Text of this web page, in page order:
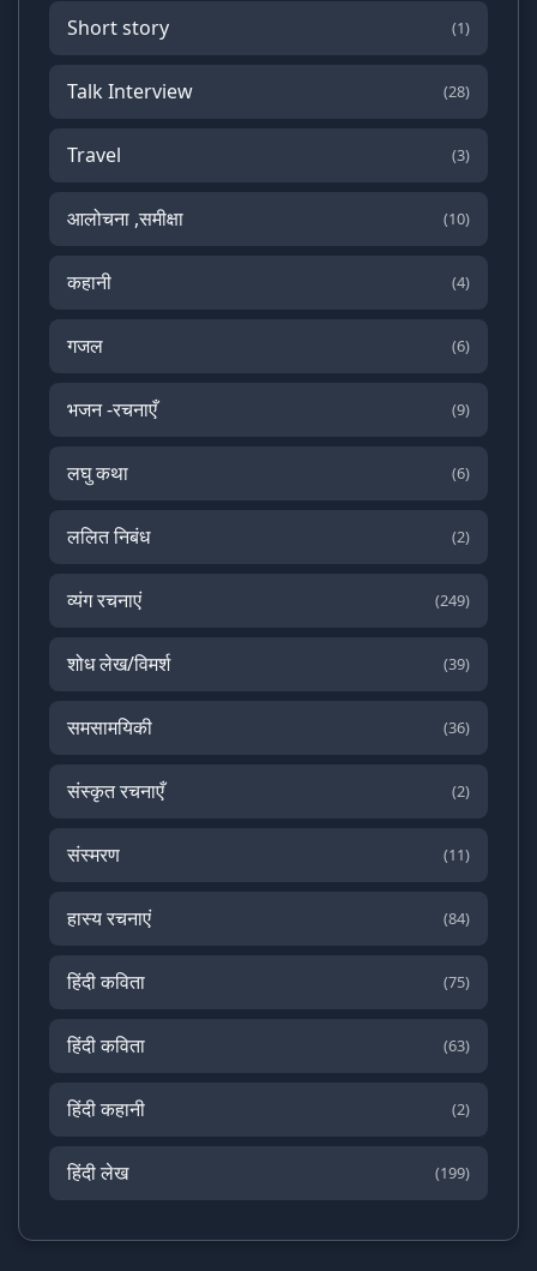
Short story (1)
Talk Interview (28)
Travel (3)
आलोचना ,समीक्षा (10)
कहानी (4)
गजल (6)
भजन -रचनाएँ (9)
लघु कथा (6)
ललित निबंध (2)
व्यंग रचनाएं (249)
शोध लेख/विमर्श (39)
समसामयिकी (36)
संस्कृत रचनाएँ (2)
संस्मरण (11)
हास्य रचनाएं (84)
हिंदी कविता (75)
हिंदी कविता (63)
हिंदी कहानी (2)
हिंदी लेख (199)